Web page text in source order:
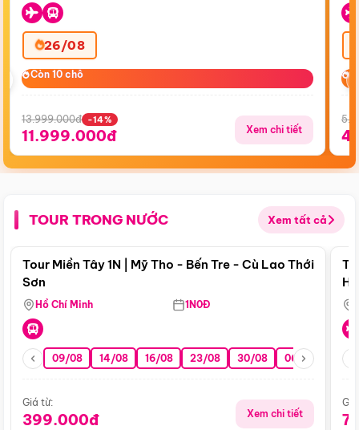
26/08
Còn 10 chỗ
Còn 10 chỗ
13.999.000đ -14%
11.999.000đ Xem chi tiết
TOUR TRONG NƯỚC Xem tất cả
Điểm nổi bật
Tour Miền Tây 1N | Mỹ Tho - Bến Tre - Cù Lao Thới
Sơn
Hồ Chí Minh 1N0Đ
09/08 14/08 16/08 23/08 30/08 06/09 13/09
Giá từ:
399.000đ Xem chi tiết